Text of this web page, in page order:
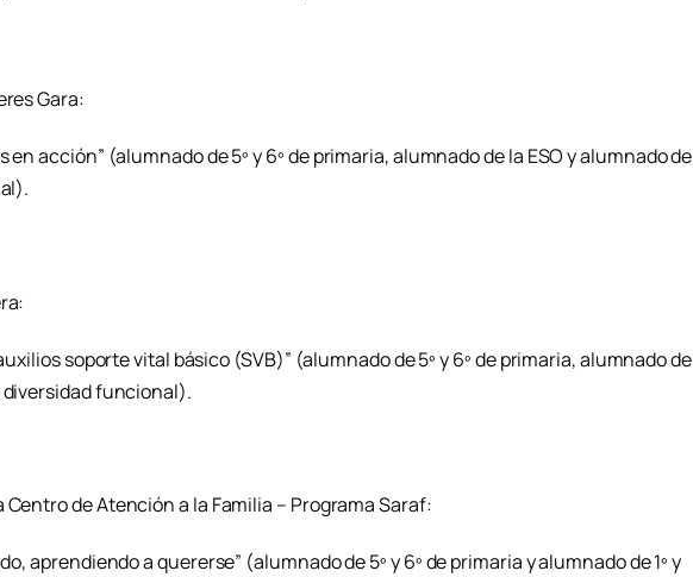
Gara:
en acción” (alumnado de 5º y 6º de primaria, alumnado de la ESO y alumnado de
soporte vital básico (SVB)” (alumnado de 5º y 6º de primaria, alumnado de
diversidad funcional).
de Atención a la Familia – Programa Saraf:
aprendiendo a quererse” (alumnado de 5º y 6º de primaria y alumnado de 1º y